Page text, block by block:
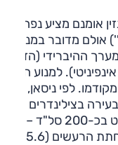
אומנם מציע נפח
טורבו, 3 ציל') אולם מדובר
ההיברידי (הדור
של אינפיניטי). למנוע
מקודמו. לפי ניסאן,
הבעירה בצילינדרים
מהירות המנוע בשיוט
דציבל פחות) והרעידות.